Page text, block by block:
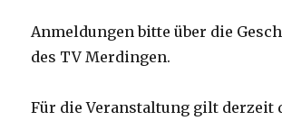
Anmeldungen bitte über die
des TV Merdingen.
Für die Veranstaltung gilt derzeit